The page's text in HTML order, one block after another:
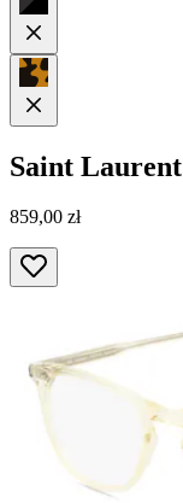
Saint Laurent
859,00 zł